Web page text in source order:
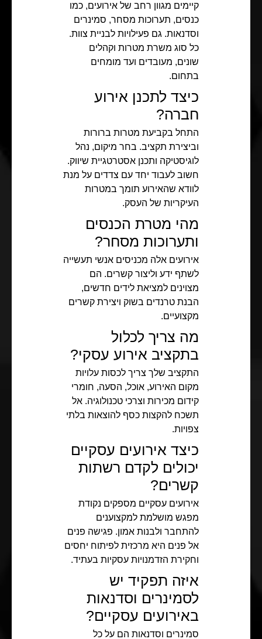
קיימים מגוון רחב של אירועים, כמו
כנסים, תערוכות מסחר, סמינרים
וסדנאות. גם פעילויות לבניית צוות.
כל סוג משרת מטרות וקהלים
שונים, מעובדים ועד מומחים
בתחום.
כיצד לתכנן אירוע
חברה?
התחל בקביעת מטרות ברורות
וביצירת תקציב. בחר מיקום, נהל
לוגיסטיקה ותכנן אסטרטגיית שיווק.
חשוב לעבוד יחד עם צדדים על מנת
לוודא שהאירוע תומך במטרות
העיקריות של העסק.
מהי מטרת הכנסים
ותערוכות מסחר?
אירועים אלה מכניסים אנשי תעשייה
לשתף ידע וליצור קשרים. הם
מצוינים למציאת לידים חדשים,
הבנת טרנדים בשוק ויצירת קשרים
מקצועיים.
מה צריך לכלול
בתקציב אירוע עסקי?
התקציב שלך צריך לכסות עלויות
מקום האירוע, אוכל, הסעה, חומרי
קידום מכירות וצרכי טכנולוגיה. אל
תשכח להקצות כסף להוצאות בלתי
צפויות.
כיצד אירועים עסקיים
יכולים לקדם רשתות
קשרים?
אירועים עסקיים מספקים נקודת
מפגש מושלמת למקצוענים
להתחבר ולבנות אמון. פגישה פנים
אל פנים היא מרכזית לפיתוח יחסים
וחקירת הזדמנויות עסקיות בעתיד.
איזה תפקיד יש
לסמינרים וסדנאות
באירועים עסקיים?
סמינרים וסדנאות הם על כל